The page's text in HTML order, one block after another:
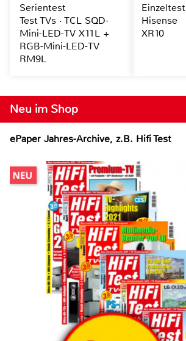
Neu im Shop
ePaper Jahres-Archive, z.B. Hifi Test
Serientest
Test TVs · TCL SQD-
Mini-LED-TV X11L +
RGB-Mini-LED-TV
RM9L
Einzeltest
Hisense
XR10